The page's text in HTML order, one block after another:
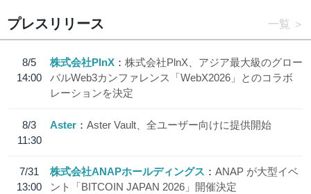
プレスリリース 一覧
8/5
14:00
株式会社PlnX
株式会社PlnX、アジア最大級のグロー
バルWeb3カンファレンス「WebX2026」とのコラボ
レーションを決定
8/3
11:30
Aster Aster Vault、全ユーザー向けに提供開始
7/31
13:00
株式会社ANAPホールディングス
ANAP が大型イベ
ント「BITCOIN JAPAN 2026」開催決定